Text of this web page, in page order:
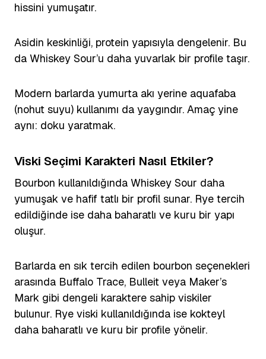
hissini yumuşatır.
Asidin keskinliği, protein yapısıyla dengelenir. Bu
da Whiskey Sour’u daha yuvarlak bir profile taşır.
Modern barlarda yumurta akı yerine aquafaba
(nohut suyu) kullanımı da yaygındır. Amaç yine
aynı: doku yaratmak.
Viski Seçimi Karakteri Nasıl Etkiler?
Bourbon kullanıldığında Whiskey Sour daha
yumuşak ve hafif tatlı bir profil sunar. Rye tercih
edildiğinde ise daha baharatlı ve kuru bir yapı
oluşur.
Barlarda en sık tercih edilen bourbon seçenekleri
arasında Buffalo Trace, Bulleit veya Maker’s
Mark gibi dengeli karaktere sahip viskiler
bulunur. Rye viski kullanıldığında ise kokteyl
daha baharatlı ve kuru bir profile yönelir.